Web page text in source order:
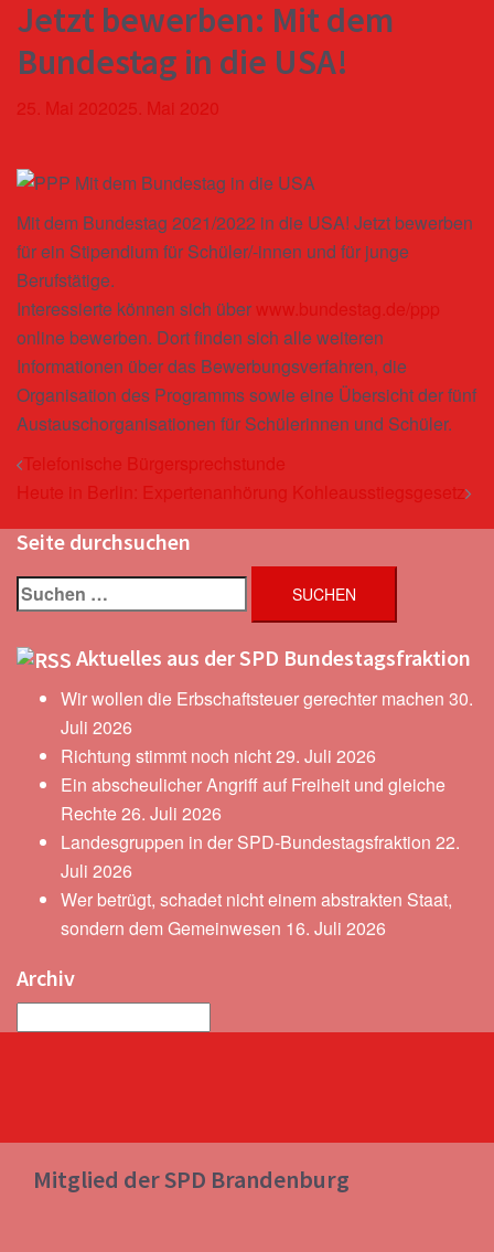
Jetzt bewerben: Mit dem
Bundestag in die USA!
25. Mai 202025. Mai 2020
Mit dem Bundestag 2021/2022 in die USA! Jetzt bewerben
für ein Stipendium für Schüler/-innen und für junge
Berufstätige.
Interessierte können sich über www.bundestag.de/ppp
online bewerben. Dort finden sich alle weiteren
Informationen über das Bewerbungsverfahren, die
Organisation des Programms sowie eine Übersicht der fünf
Austauschorganisationen für Schülerinnen und Schüler.
Beitrags-
Navigation
Telefonische Bürgersprechstunde
Heute in Berlin: Expertenanhörung Kohleausstiegsgesetz
Seite durchsuchen
Suchen
nach:
Aktuelles aus der SPD Bundestagsfraktion
Wir wollen die Erbschaftsteuer gerechter machen 30.
Juli 2026
Richtung stimmt noch nicht29. Juli 2026
Ein abscheulicher Angriff auf Freiheit und gleiche
Rechte26. Juli 2026
Landesgruppen in der SPD-Bundestagsfraktion 22.
Juli 2026
Wer betrügt, schadet nicht einem abstrakten Staat,
sondern dem Gemeinwesen 16. Juli 2026
Archiv
Mitglied der SPD Brandenburg